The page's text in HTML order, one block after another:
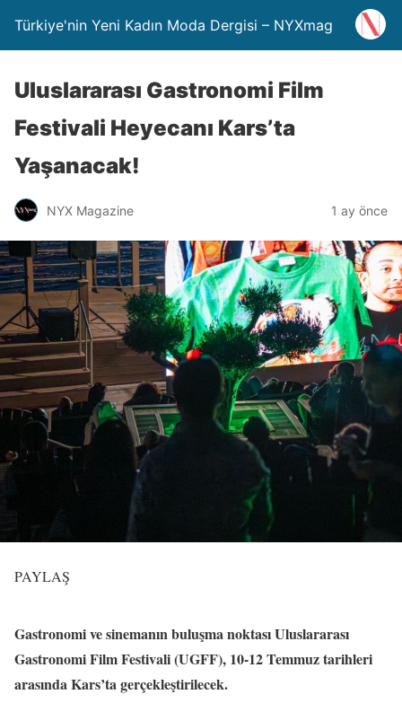
Türkiye'nin Yeni Kadın Moda Dergisi – NYXmag
Uluslararası Gastronomi Film
Festivali Heyecanı Kars’ta
Yaşanacak!
NYX Magazine 1 ay önce
PAYLAŞ
Gastronomi ve sinemanın buluşma noktası Uluslararası
Gastronomi Film Festivali (UGFF), 10-12 Temmuz tarihleri
arasında Kars’ta gerçekleştirilecek.